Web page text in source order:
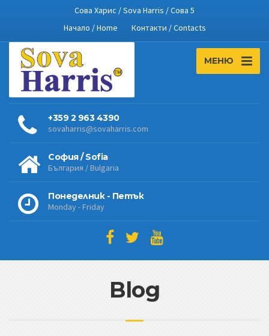
Сова Харис / Sova Harris / Сова 5
Начало / Home
Контакти / Contacts
МЕНЮ
+359 2 963 4390
sovaharris@sovaharris.com
София / Sofia
България / Bulgaria
Понеделник - Петък
Monday - Friday
Blog